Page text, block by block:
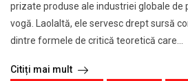
prizate produse ale industriei globale de
vogă. Laolaltă, ele servesc drept sursă
dintre formele de critică teoretică care...
Citiți mai mult